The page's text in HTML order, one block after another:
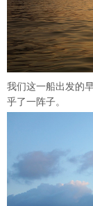
我们这一船出发的
乎了一阵子。